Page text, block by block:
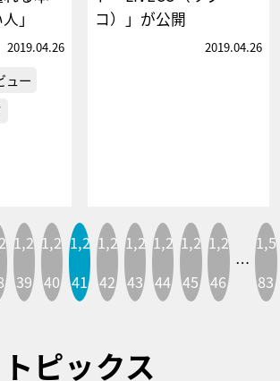
」
2019.04.26
ュー
コ）」が公開
2019.04.26
1,2
39
1,2
40
1,2
41
1,2
42
1,2
43
1,2
44
1,2
45
1,2
46
…
1,5
83
トピックス